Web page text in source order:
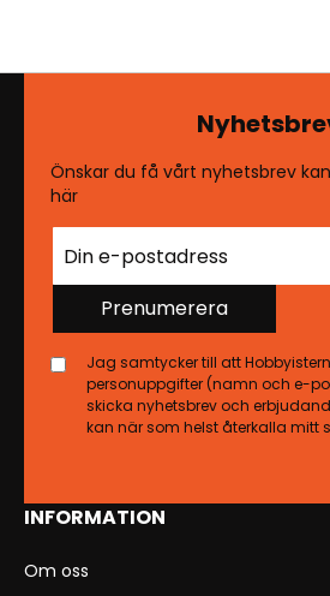
INFORMATION
Om oss
Önskar du få vårt nyhetsbrev
här
Prenumerera
Jag samtycker till att
personuppgifter (namn och e-
skicka nyhetsbrev och
kan när som helst återkalla mitt